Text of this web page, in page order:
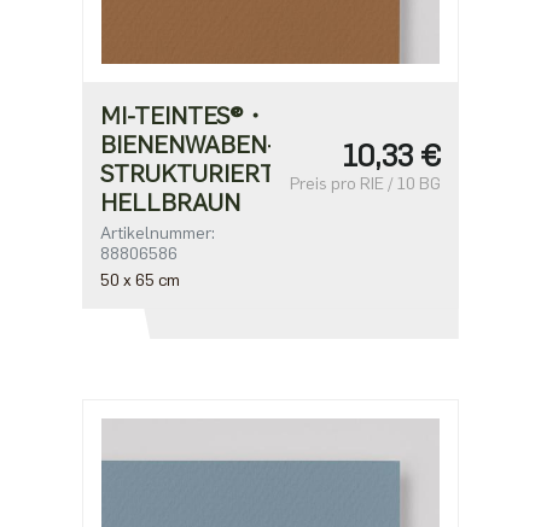
MI-TEINTES®・
BIENENWABEN-
STRUKTURIERT・
HELLBRAUN
Artikelnummer:
88806586
50 x 65 cm
10,33 €
Preis pro RIE / 10 BG